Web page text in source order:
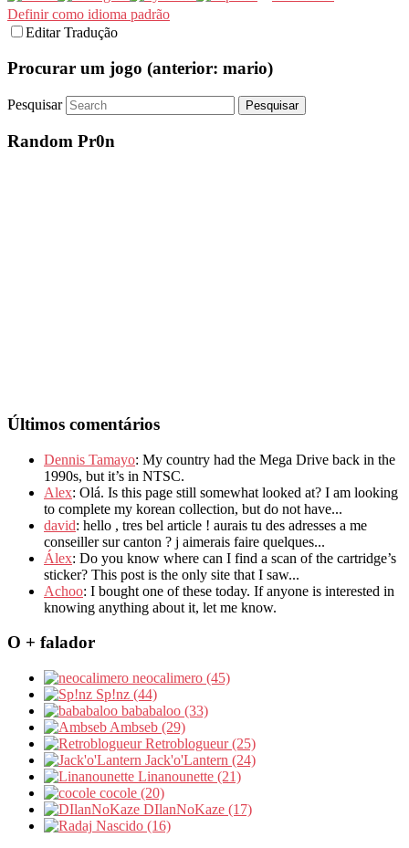
Definir como idioma padrão
Editar Tradução
Procurar um jogo (anterior: mario)
Pesquisar
Random Pr0n
Últimos comentários
Dennis Tamayo: My country had the Mega Drive back in the
1990s, but it’s in NTSC.
Alex: Olá. Is this page still somewhat looked at? I am looking
to complete my korean collection, but do not have...
david: hello , tres bel article ! aurais tu des adresses a me
conseiller sur canton ? j aimerais faire quelques...
Álex: Do you know where can I find a scan of the cartridge’s
sticker? This post is the only site that I saw...
Achoo: I bought one of these today. If anyone is interested in
knowing anything about it, let me know.
O + falador
neocalimero (45)
Sp!nz (44)
bababaloo (33)
Ambseb (29)
Retroblogueur (25)
Jack'o'Lantern (24)
Linanounette (21)
cocole (20)
DIlanNoKaze (17)
Nascido (16)